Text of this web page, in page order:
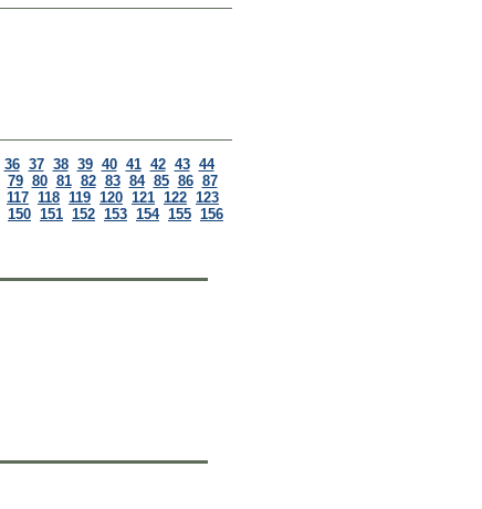
36 37 38 39 40 41 42 43 44
79 80 81 82 83 84 85 86 87
117 118 119 120 121 122 123
150 151 152 153 154 155 156